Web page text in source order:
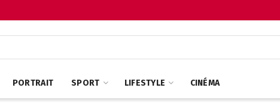
PORTRAIT SPORT LIFESTYLE CINÉMA